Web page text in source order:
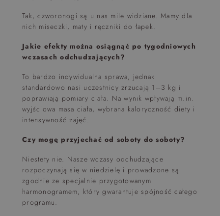
Tak, czworonogi są u nas mile widziane. Mamy dla
nich miseczki, maty i ręczniki do łapek.
Jakie efekty można osiągnąć po tygodniowych
wczasach odchudzających?
To bardzo indywidualna sprawa, jednak
standardowo nasi uczestnicy zrzucają 1–3 kg i
poprawiają pomiary ciała. Na wynik wpływają m.in.
wyjściowa masa ciała, wybrana kaloryczność diety i
intensywność zajęć.
Czy mogę przyjechać od soboty do soboty?
Niestety nie. Nasze wczasy odchudzające
rozpoczynają się w niedzielę i prowadzone są
zgodnie ze specjalnie przygotowanym
harmonogramem, który gwarantuje spójność całego
programu.